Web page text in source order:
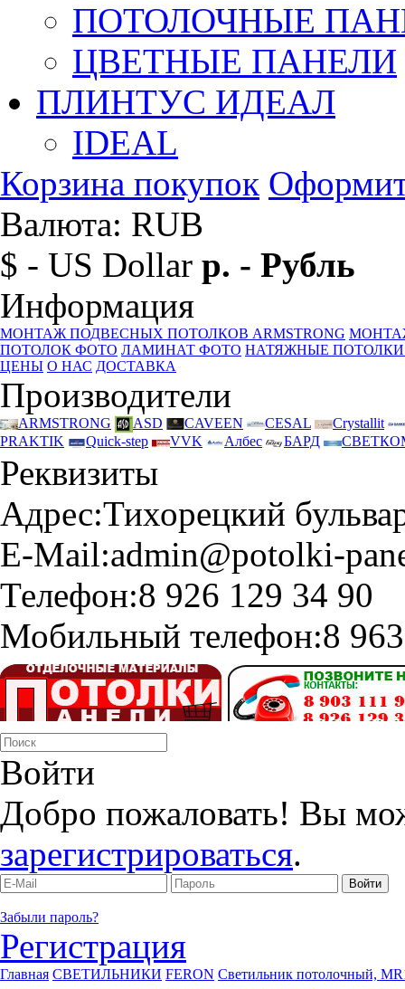
ПОТОЛОЧНЫЕ
ЦВЕТНЫЕ ПАНЕЛИ
ПЛИНТУС ИДЕАЛ
IDEAL
Корзина покупок
Валюта: RUB
$ - US Dollar р. - Рубль
Информация
МОНТАЖ ПОДВЕСНЫХ ПОТОЛКОВ ARMSTRONG
ПОТОЛОК ФОТО ЛАМИНАТ ФОТО НАТЯЖНЫЕ ПОТОЛКИ
ЦЕНЫ О НАС ДОСТАВКА
Производители
ARMSTRONG ASD CAVEEN CESAL
Crystallit
PRAKTIK
Quick-step VVK Албес БАРД
Реквизиты
Адрес:Тихорецкий
E-Mail:admin@potolki-
Телефон:8 926 129 34 90
Мобильный телефон:8
Войти
Добро пожаловать! Вы
зарегистрироваться.
Забыли пароль?
Регистрация
Главная СВЕТИЛЬНИКИ FERON Светильник потолочный,